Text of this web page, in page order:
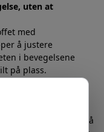
uten at
med
å justere
i bevegelsene
på plass.
kompresjonsnivå